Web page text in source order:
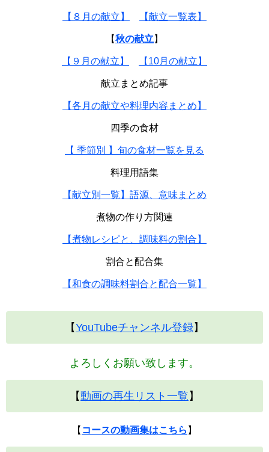
【８月の献立】 【献立一覧表】
【秋の献立 】
【９月の献立】 【10月の献立】
献立まとめ記事
【各月の献立や料理内容まとめ】
四季の食材
【 季節別 】旬の食材一覧を見る
料理用語集
【献立別一覧】語源、意味まとめ
煮物の作り方関連
【煮物レシピと、調味料の割合】
割合と配合集
【和食の調味料割合と配合一覧】
【YouTubeチャンネル登録】
よろしくお願い致します。
【動画の再生リスト一覧 】
【 コースの動画集はこちら 】